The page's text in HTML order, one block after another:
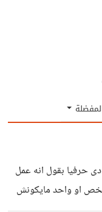
حرفيا بقول انه عمل
او واحد مايكونش